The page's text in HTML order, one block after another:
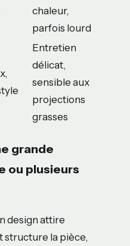
chaleur,
parfois lourd
Entretien
délicat,
sensible aux
projections
grasses
grande
ou plusieurs
design attire
structure la pièce,